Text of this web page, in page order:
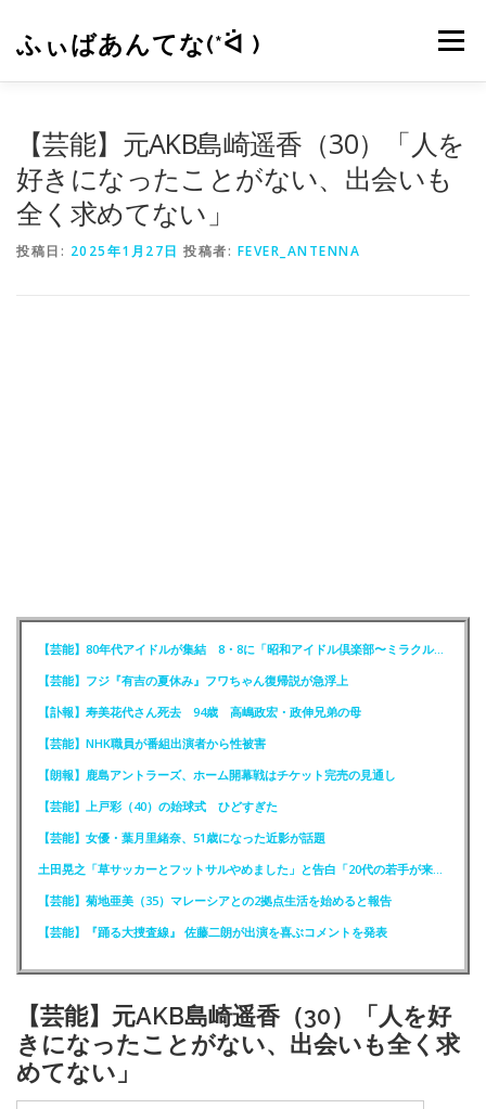
ふぃばあんてな(*ᐛ ) メニュー
【芸能】元AKB島崎遥香（30）「人を
好きになったことがない、出会いも
全く求めてない」
投稿日: 2025年1月27日 投稿者: FEVER_ANTENNA
【芸能】80年代アイドルが集結 8・8に「昭和アイドル倶楽部〜ミラクル同窓会〜」を開催
【芸能】フジ『有吉の夏休み』フワちゃん復帰説が急浮上
【訃報】寿美花代さん死去 94歳 高嶋政宏・政伸兄弟の母
【芸能】NHK職員が番組出演者から性被害
【朗報】鹿島アントラーズ、ホーム開幕戦はチケット完売の見通し
【芸能】上戸彩（40）の始球式 ひどすぎた
【芸能】女優・葉月里緒奈、51歳になった近影が話題
土田晃之「草サッカーとフットサルやめました」と告白「20代の若手が来るんです。つまんなくて」
【芸能】菊地亜美（35）マレーシアとの2拠点生活を始めると報告
【芸能】『踊る大捜査線』 佐藤二朗が出演を喜ぶコメントを発表
【芸能】元AKB島崎遥香（30）「人を好
きになったことがない、出会いも全く求
めてない」